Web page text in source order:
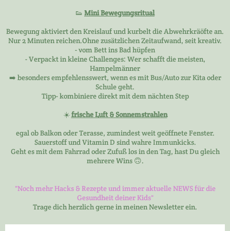
👟 Mini Bewegungsritual
Bewegung aktiviert den Kreislauf und kurbelt die Abwehrkräöfte an.
Nur 2 Minuten reichen.Ohne zusätzlichen Zeitaufwand, seit kreativ.
- vom Bett ins Bad hüpfen
- Verpackt in kleine Challenges: Wer schafft die meisten,
Hampelmänner
➡️ besonders empfehlensswert, wenn es mit Bus/Auto zur Kita oder
Schule geht.
Tipp- kombiniere direkt mit dem nächten Step
☀️frische Luft & Sonnemstrahlen
egal ob Balkon oder Terasse, zumindest weit geöffnete Fenster.
Sauerstoff und Vitamin D sind wahre Immunkicks.
Geht es mit dem Fahrrad oder Zufuß los in den Tag, hast Du gleich
mehrere Wins 🙃.
"Noch mehr Hacks & Rezepte und immer aktuelle NEWS für die
Gesundheit deiner Kids"
Trage dich herzlich gerne in meinen Newsletter ein.